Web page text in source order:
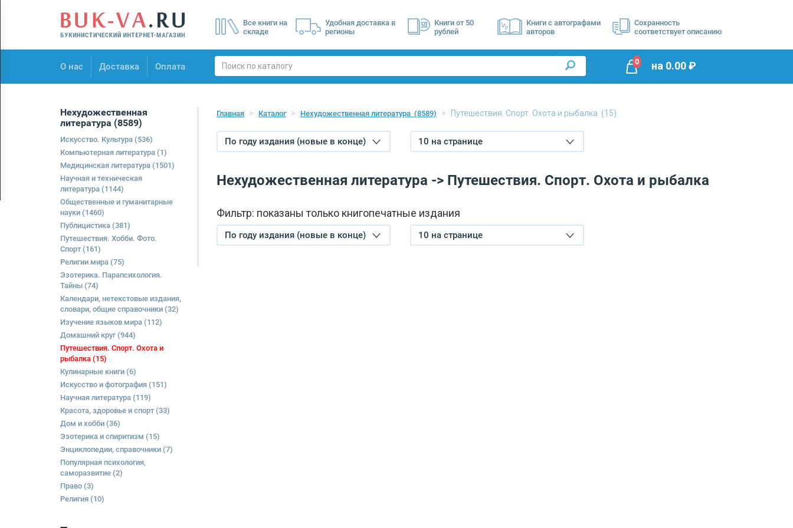
Все книги на
складе
Удобная доставка в
регионы
Книги от 50
рублей
Книги с автографами
авторов
Сохранность
соответствует описанию
О нас Доставка Оплата
О нас
0 на 0.00₽
Нехудожественная
литература (8589)
Искусство. Культура (536)
Компьютерная литература (1)
Медицинская литература (1501)
Научная и техническая
литература (1144)
Общественные и гуманитарные
науки (1460)
Публицистика (381)
Путешествия. Хобби. Фото.
Спорт(161)
Религии мира (75)
Эзотерика. Парапсихология.
Тайны (74)
Календари, нетекстовые издания,
словари, общие справочники (32)
Изучение языков мира (112)
Домашний круг(944)
Путешествия. Спорт. Охота и
рыбалка (15)
Кулинарные книги (6)
Искусство и фотография (151)
Научная литература (119)
Красота, здоровье и спорт(33)
Дом и хобби (36)
Эзотерика и спиритизм (15)
Энциклопедии, справочники (7)
Популярная психология,
саморазвитие (2)
Право (3)
Религия (10)
Главная Каталог Нехудожественная литература (8589) Путешествия. Спорт. Охота и рыбалка (15)
По году издания (новые в конце) 10 на странице
Нехудожественная литература -> Путешествия. Спорт. Охота и рыбалка
Фильтр: показаны только книгопечатные издания
По году издания (новые в конце) 10 на странице